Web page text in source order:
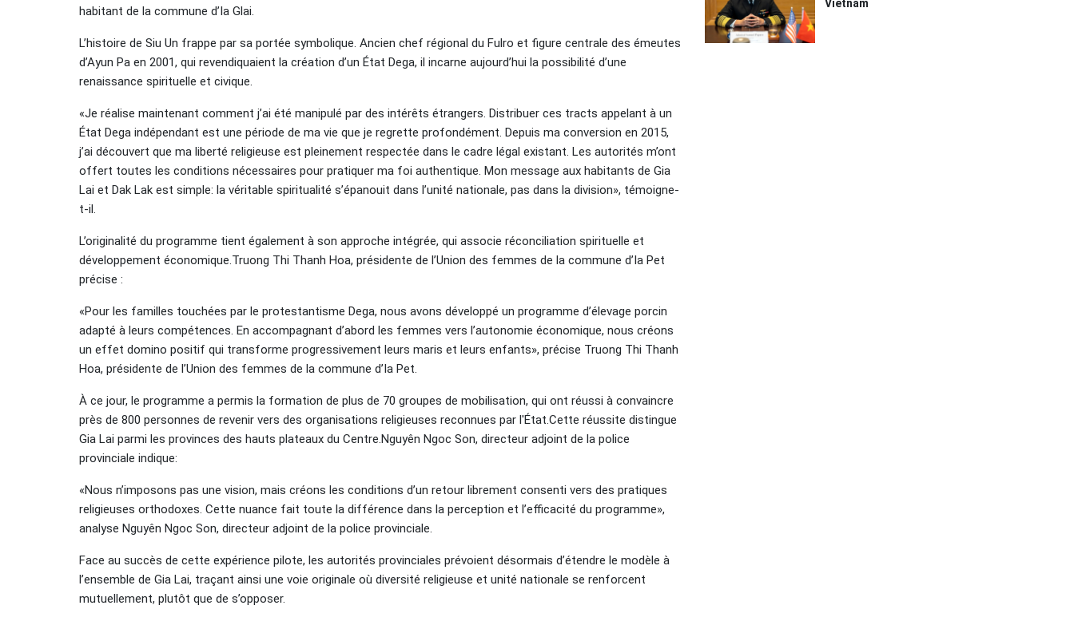
habitant de la commune d’Ia Glai.
L’histoire de Siu Un frappe par sa portée symbolique. Ancien chef régional du Fulro et figure centrale des émeutes
d’Ayun Pa en 2001, qui revendiquaient la création d’un État Dega, il incarne aujourd’hui la possibilité d’une
renaissance spirituelle et civique.
«Je réalise maintenant comment j’ai été manipulé par des intérêts étrangers. Distribuer ces tracts appelant à un
État Dega indépendant est une période de ma vie que je regrette profondément. Depuis ma conversion en 2015,
j’ai découvert que ma liberté religieuse est pleinement respectée dans le cadre légal existant. Les autorités m’ont
offert toutes les conditions nécessaires pour pratiquer ma foi authentique. Mon message aux habitants de Gia
Lai et Dak Lak est simple: la véritable spiritualité s’épanouit dans l’unité nationale, pas dans la division», témoigne-
t-il.
L’originalité du programme tient également à son approche intégrée, qui associe réconciliation spirituelle et
développement économique.Truong Thi Thanh Hoa, présidente de l’Union des femmes de la commune d’Ia Pet
précise :
«Pour les familles touchées par le protestantisme Dega, nous avons développé un programme d’élevage porcin
adapté à leurs compétences. En accompagnant d’abord les femmes vers l’autonomie économique, nous créons
un effet domino positif qui transforme progressivement leurs maris et leurs enfants», précise Truong Thi Thanh
Hoa, présidente de l’Union des femmes de la commune d’Ia Pet.
À ce jour, le programme a permis la formation de plus de 70 groupes de mobilisation, qui ont réussi à convaincre
près de 800 personnes de revenir vers des organisations religieuses reconnues par l'État.Cette réussite distingue
Gia Lai parmi les provinces des hauts plateaux du Centre.Nguyên Ngoc Son, directeur adjoint de la police
provinciale indique:
«Nous n’imposons pas une vision, mais créons les conditions d’un retour librement consenti vers des pratiques
religieuses orthodoxes. Cette nuance fait toute la différence dans la perception et l’efficacité du programme»,
analyse Nguyên Ngoc Son, directeur adjoint de la police provinciale.
Face au succès de cette expérience pilote, les autorités provinciales prévoient désormais d’étendre le modèle à
l’ensemble de Gia Lai, traçant ainsi une voie originale où diversité religieuse et unité nationale se renforcent
mutuellement, plutôt que de s’opposer.
Vietnam